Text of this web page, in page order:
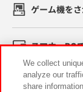
ゲーム機を
スマホ・PC
イベント・
We collect
analyze our
share